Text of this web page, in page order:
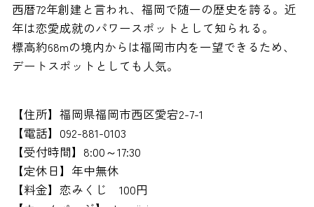
西暦72年創建と言われ、福岡で随一の歴史を誇る。近
年は恋愛成就のパワースポットとして知られる。
標高約68mの境内からは福岡市内を一望できるため、
デートスポットとしても人気。
【住所】福岡県福岡市西区愛宕2-7-1
【電話】092-881-0103
【受付時間】8:00～17:30
【定休日】年中無休
【料金】恋みくじ 100円